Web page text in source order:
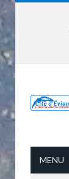
MENU